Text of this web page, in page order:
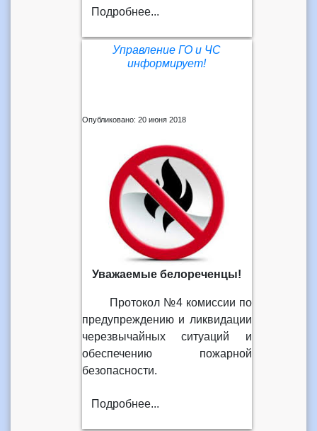
Подробнее...
Управление ГО и ЧС
информирует!
Опубликовано: 20 июня 2018
Уважаемые белореченцы!
Протокол №4 комиссии по
предупреждению и ликвидации
черезвычайных ситуаций и
обеспечению пожарной
безопасности.
Подробнее...